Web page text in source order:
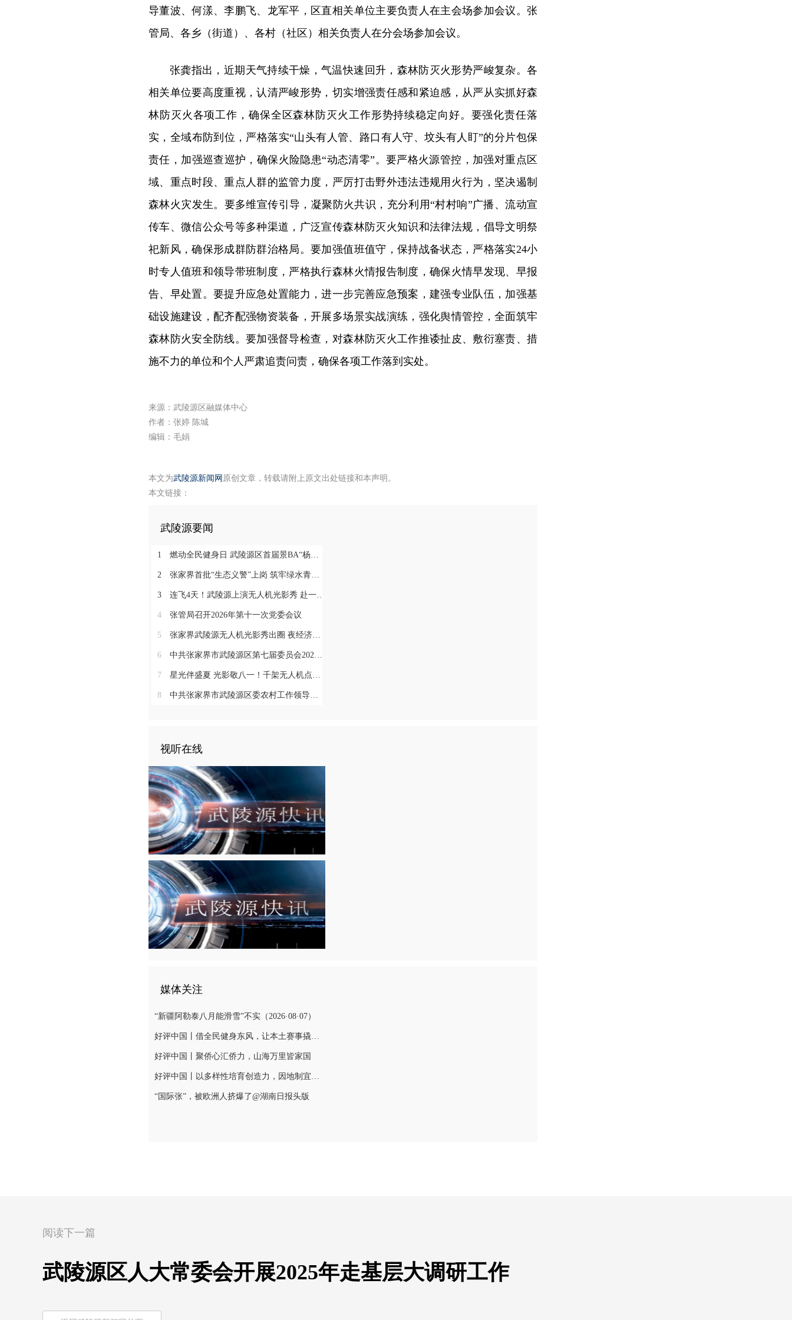
导董波、何漾、李鹏飞、龙军平，区直相关单位主要负责人在主会场参加会议。张
管局、各乡（街道）、各村（社区）相关负责人在分会场参加会议。
张龚指出，近期天气持续干燥，气温快速回升，森林防灭火形势严峻复杂。各
相关单位要高度重视，认清严峻形势，切实增强责任感和紧迫感，从严从实抓好森
林防灭火各项工作，确保全区森林防灭火工作形势持续稳定向好。要强化责任落
实，全域布防到位，严格落实“山头有人管、路口有人守、坟头有人盯”的分片包保
责任，加强巡查巡护，确保火险隐患“动态清零”。要严格火源管控，加强对重点区
域、重点时段、重点人群的监管力度，严厉打击野外违法违规用火行为，坚决遏制
森林火灾发生。要多维宣传引导，凝聚防火共识，充分利用“村村响”广播、流动宣
传车、微信公众号等多种渠道，广泛宣传森林防灭火知识和法律法规，倡导文明祭
祀新风，确保形成群防群治格局。要加强值班值守，保持战备状态，严格落实24小
时专人值班和领导带班制度，严格执行森林火情报告制度，确保火情早发现、早报
告、早处置。要提升应急处置能力，进一步完善应急预案，建强专业队伍，加强基
础设施建设，配齐配强物资装备，开展多场景实战演练，强化舆情管控，全面筑牢
森林防火安全防线。要加强督导检查，对森林防灭火工作推诿扯皮、敷衍塞责、措
施不力的单位和个人严肃追责问责，确保各项工作落到实处。
来源：武陵源区融媒体中心
作者：张婷 陈城
编辑：毛娟
本文为武陵源新闻网 原创文章，转载请附上原文出处链接和本声明。
本文链接：
武陵源要闻
1 燃动全民健身日 武陵源区首届景BA“杨家界索道杯”篮球联赛正式开赛
2 张家界首批“生态义警”上岗 筑牢绿水青山“防护网”
3 连飞4天！武陵源上演无人机光影秀 赴一场峰林夜色之约
4 张管局召开2026年第十一次党委会议
5 张家界武陵源无人机光影秀出圈 夜经济激活山水“第二增长曲线”
6 中共张家界市武陵源区第七届委员会2026年第1次常委会会议召开
7 星光伴盛夏 光影敬八一！千架无人机点亮武陵源峰林夜空
8 中共张家界市武陵源区委农村工作领导小组会议召开
视听在线
媒体关注
“新疆阿勒泰八月能滑雪”不实（2026·08·07）
好评中国丨借全民健身东风，让本土赛事撬动消费新增长
好评中国丨聚侨心汇侨力，山海万里皆家国
好评中国丨以多样性培育创造力，因地制宜发展新质生产力
“国际张”，被欧洲人挤爆了@湖南日报头版
阅读下一篇
武陵源区人大常委会开展2025年走基层大调研工作